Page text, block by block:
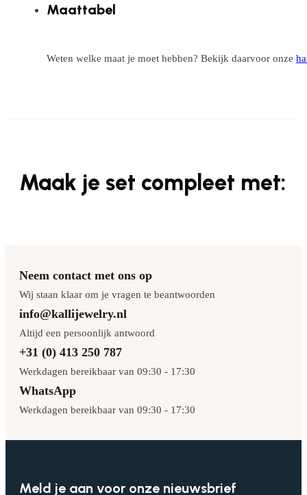
Maattabel
Weten welke maat je moet hebben? Bekijk daarvoor onze
Maak je set compleet met:
Neem contact met ons op
Wij staan klaar om je vragen te beantwoorden
info@kallijewelry.nl
Altijd een persoonlijk antwoord
+31 (0) 413 250 787
Werkdagen bereikbaar van 09:30 - 17:30
WhatsApp
Werkdagen bereikbaar van 09:30 - 17:30
Meld je aan voor onze nieuwsbrief